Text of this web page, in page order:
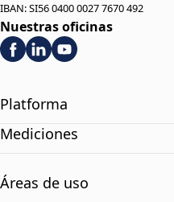
IBAN: SI56 0400 0027 7670 492
Nuestras oficinas
Platforma
Mediciones
Áreas de uso